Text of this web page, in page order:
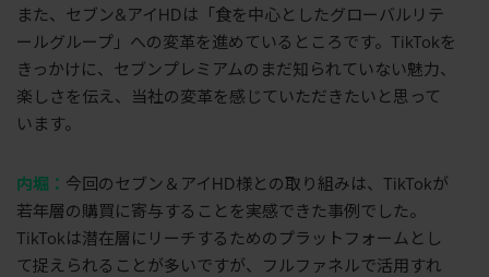
また、セブン&アイHDは「食を中心としたグローバルリテ
ールグループ」への変革を進めているところです。TikTokを
きっかけに、セブンプレミアムのまだ知られていない魅力、
楽しさを伝え、当社の変革を感じていただきたいと思って
います。
内堀： 今回のセブン＆アイHD様との取り組みは、TikTokが
若年層の購買に寄与することを実感できた事例でした。
TikTokは潜在層にリーチするためのプラットフォームとし
て捉えられることが多いですが、フルファネルで活用すれ